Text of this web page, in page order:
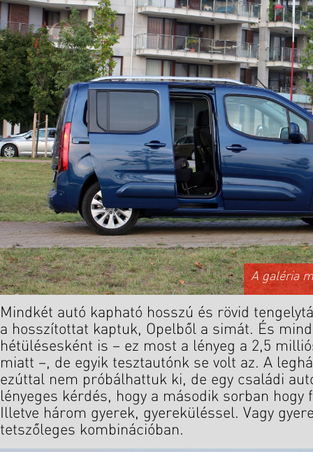
A galéria
Mindkét autó kapható hosszú és rövid
a hosszítottat kaptuk, Opelből a simát. És
hétülésesként is – ez most a lényeg a 2,5
miatt –, de egyik tesztautónk se volt az. A
ezúttal nem próbálhattuk ki, de egy családi
lényeges kérdés, hogy a második sorban
Illetve három gyerek, gyereküléssel. Vagy
tetszőleges kombinációban.